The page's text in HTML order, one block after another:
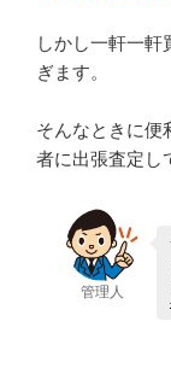
しかし一軒一軒
ぎます。
そんなときに便
者に出張査定し
管理人